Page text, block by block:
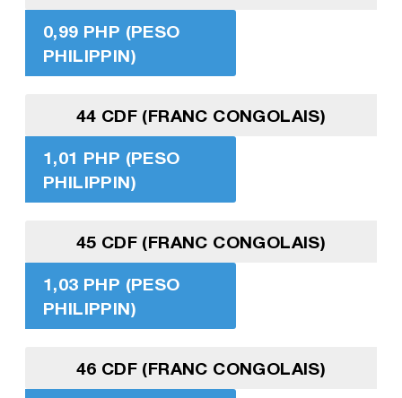
0,99 PHP (PESO
PHILIPPIN)
44 CDF (FRANC CONGOLAIS)
1,01 PHP (PESO
PHILIPPIN)
45 CDF (FRANC CONGOLAIS)
1,03 PHP (PESO
PHILIPPIN)
46 CDF (FRANC CONGOLAIS)